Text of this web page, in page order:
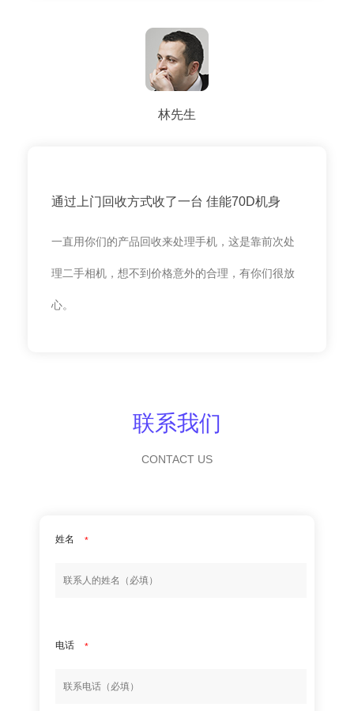
林先生
通过上门回收方式收了一台 佳能70D机身
一直用你们的产品回收来处理手机，这是靠前次处
理二手相机，想不到价格意外的合理，有你们很放
心。
联系我们
CONTACT US
姓名 *
电话 *